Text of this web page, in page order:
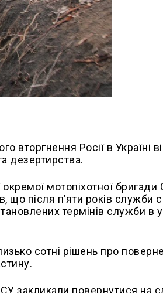
вторгнення Росії в Україні
дезертирства.
мотопіхотної бригади
що після п’яти років служби
термінів служби в
сотні рішень про
закликали повернутися на